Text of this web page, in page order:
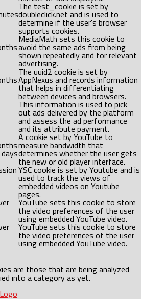
The test_cookie is set by
doubleclick.net and is used to
determine if the user's browser
supports cookies.
MediaMath sets this cookie to
avoid the same ads from being
shown repeatedly and for relevant
advertising.
The uuid2 cookie is set by
AppNexus and records information
that helps in differentiating
between devices and browsers.
This information is used to pick
out ads delivered by the platform
and assess the ad performance
and its attribute payment.
A cookie set by YouTube to
measure bandwidth that
determines whether the user gets
the new or old player interface.
YSC cookie is set by Youtube and is
used to track the views of
embedded videos on Youtube
pages.
YouTube sets this cookie to store
the video preferences of the user
using embedded YouTube video.
YouTube sets this cookie to store
the video preferences of the user
using embedded YouTube video.
are those that are being analyzed
into a category as yet.